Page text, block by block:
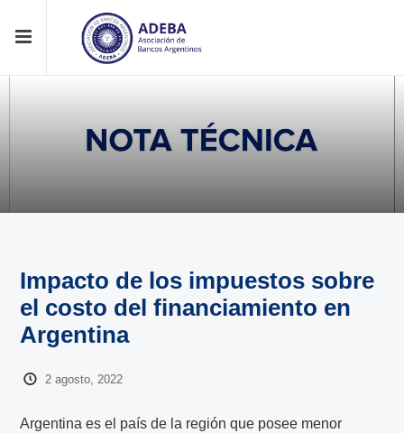
Impacto de los impuestos sobre
el costo del financiamiento en
Argentina
2 agosto, 2022
Argentina es el país de la región que posee menor